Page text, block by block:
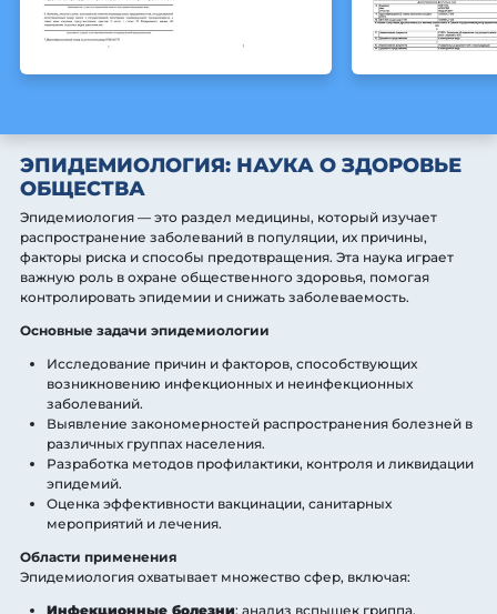
ЭПИДЕМИОЛОГИЯ: НАУКА О ЗДОРОВЬЕ
ОБЩЕСТВА
Эпидемиология — это раздел медицины, который изучает
распространение заболеваний в популяции, их причины,
факторы риска и способы предотвращения. Эта наука играет
важную роль в охране общественного здоровья, помогая
контролировать эпидемии и снижать заболеваемость.
Основные задачи эпидемиологии
Исследование причин и факторов, способствующих
возникновению инфекционных и неинфекционных
заболеваний.
Выявление закономерностей распространения болезней в
различных группах населения.
Разработка методов профилактики, контроля и ликвидации
эпидемий.
Оценка эффективности вакцинации, санитарных
мероприятий и лечения.
Области применения
Эпидемиология охватывает множество сфер, включая:
Инфекционные болезни: анализ вспышек гриппа,